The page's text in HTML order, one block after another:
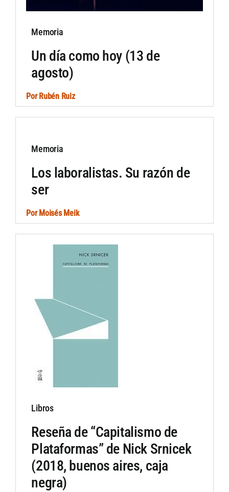
Memoria
Un día como hoy (13 de
agosto)
Por Rubén Ruiz
Memoria
Los laboralistas. Su razón de
ser
Por Moisés Meik
Libros
Reseña de “Capitalismo de
Plataformas” de Nick Srnicek
(2018, buenos aires, caja
negra)